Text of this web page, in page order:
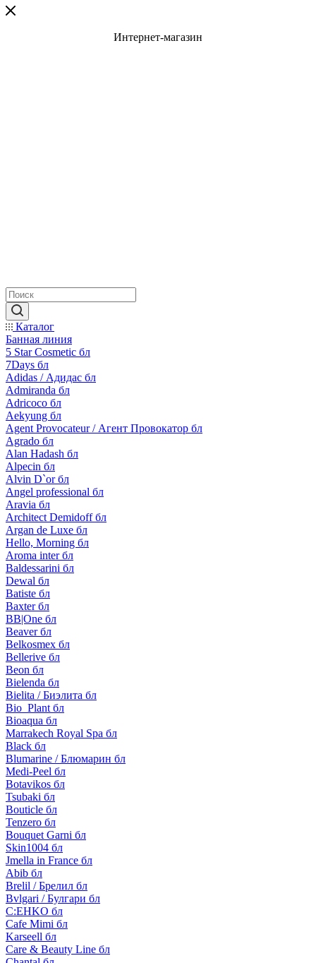
Интернет-магазин
Каталог
Банная линия
5 Star Cosmetic бл
7Days бл
Adidas / Адидас бл
Admiranda бл
Adricoco бл
Aekyung бл
Agent Provocateur / Агент Провокатор бл
Agrado бл
Alan Hadash бл
Alpecin бл
Alvin D`or бл
Angel professional бл
Aravia бл
Architect Demidoff бл
Argan de Luxe бл
Hello, Morning бл
Aroma inter бл
Baldessarini бл
Dewal бл
Batiste бл
Baxter бл
BB|One бл
Beaver бл
Belkosmex бл
Bellerive бл
Beon бл
Bielenda бл
Bielita / Биэлита бл
Bio_Plant бл
Bioaqua бл
Marrakech Royal Spa бл
Black бл
Blumarine / Блюмарин бл
Medi-Peel бл
Botavikos бл
Tsubaki бл
Bouticle бл
Tenzero бл
Bouquet Garni бл
Skin1004 бл
Jmella in France бл
Abib бл
Brelil / Брелил бл
Bvlgari / Булгари бл
C:EHKO бл
Cafe Mimi бл
Karseell бл
Care & Beauty Line бл